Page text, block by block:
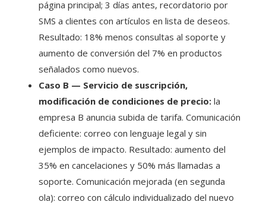
página principal; 3 días antes, recordatorio por
SMS a clientes con artículos en lista de deseos.
Resultado: 18% menos consultas al soporte y
aumento de conversión del 7% en productos
señalados como nuevos.
Caso B — Servicio de suscripción,
modificación de condiciones de precio: la
empresa B anuncia subida de tarifa. Comunicación
deficiente: correo con lenguaje legal y sin
ejemplos de impacto. Resultado: aumento del
35% en cancelaciones y 50% más llamadas a
soporte. Comunicación mejorada (en segunda
ola): correo con cálculo individualizado del nuevo